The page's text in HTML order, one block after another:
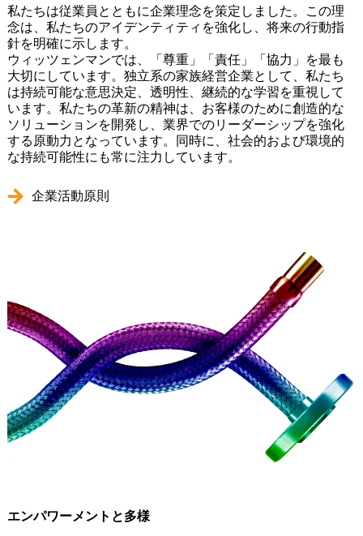
私たちは従業員とともに企業理念を策定しました。この理
念は、私たちのアイデンティティを強化し、将来の行動指
針を明確に示します。
ウィッツェンマンでは、「尊重」「責任」「協力」を最も
大切にしています。独立系の家族経営企業として、私たち
は持続可能な意思決定、透明性、継続的な学習を重視して
います。私たちの革新の精神は、お客様のために創造的な
ソリューションを開発し、業界でのリーダーシップを強化
する原動力となっています。同時に、社会的および環境的
な持続可能性にも常に注力しています。
企業活動原則
エンパワーメントと多様